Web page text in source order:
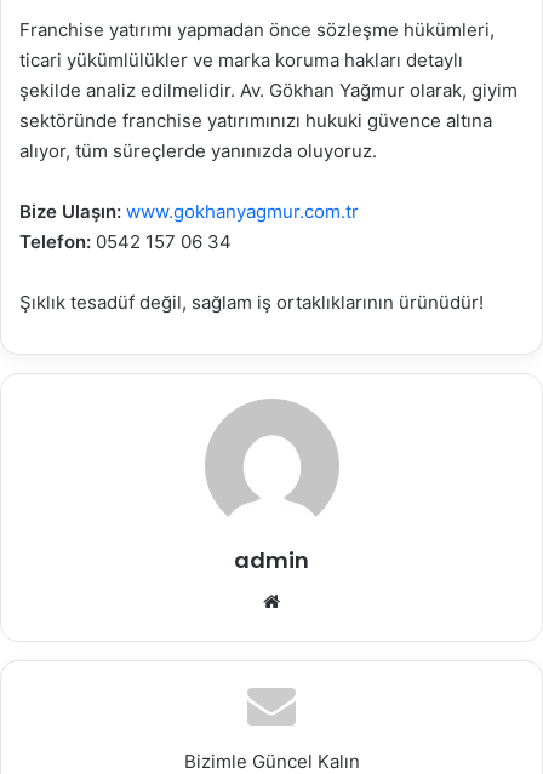
Franchise yatırımı yapmadan önce sözleşme hükümleri,
ticari yükümlülükler ve marka koruma hakları detaylı
şekilde analiz edilmelidir. Av. Gökhan Yağmur olarak, giyim
sektöründe franchise yatırımınızı hukuki güvence altına
alıyor, tüm süreçlerde yanınızda oluyoruz.
Bize Ulaşın: www.gokhanyagmur.com.tr
Telefon: 0542 157 06 34
Şıklık tesadüf değil, sağlam iş ortaklıklarının ürünüdür!
admin
Bizimle Güncel Kalın